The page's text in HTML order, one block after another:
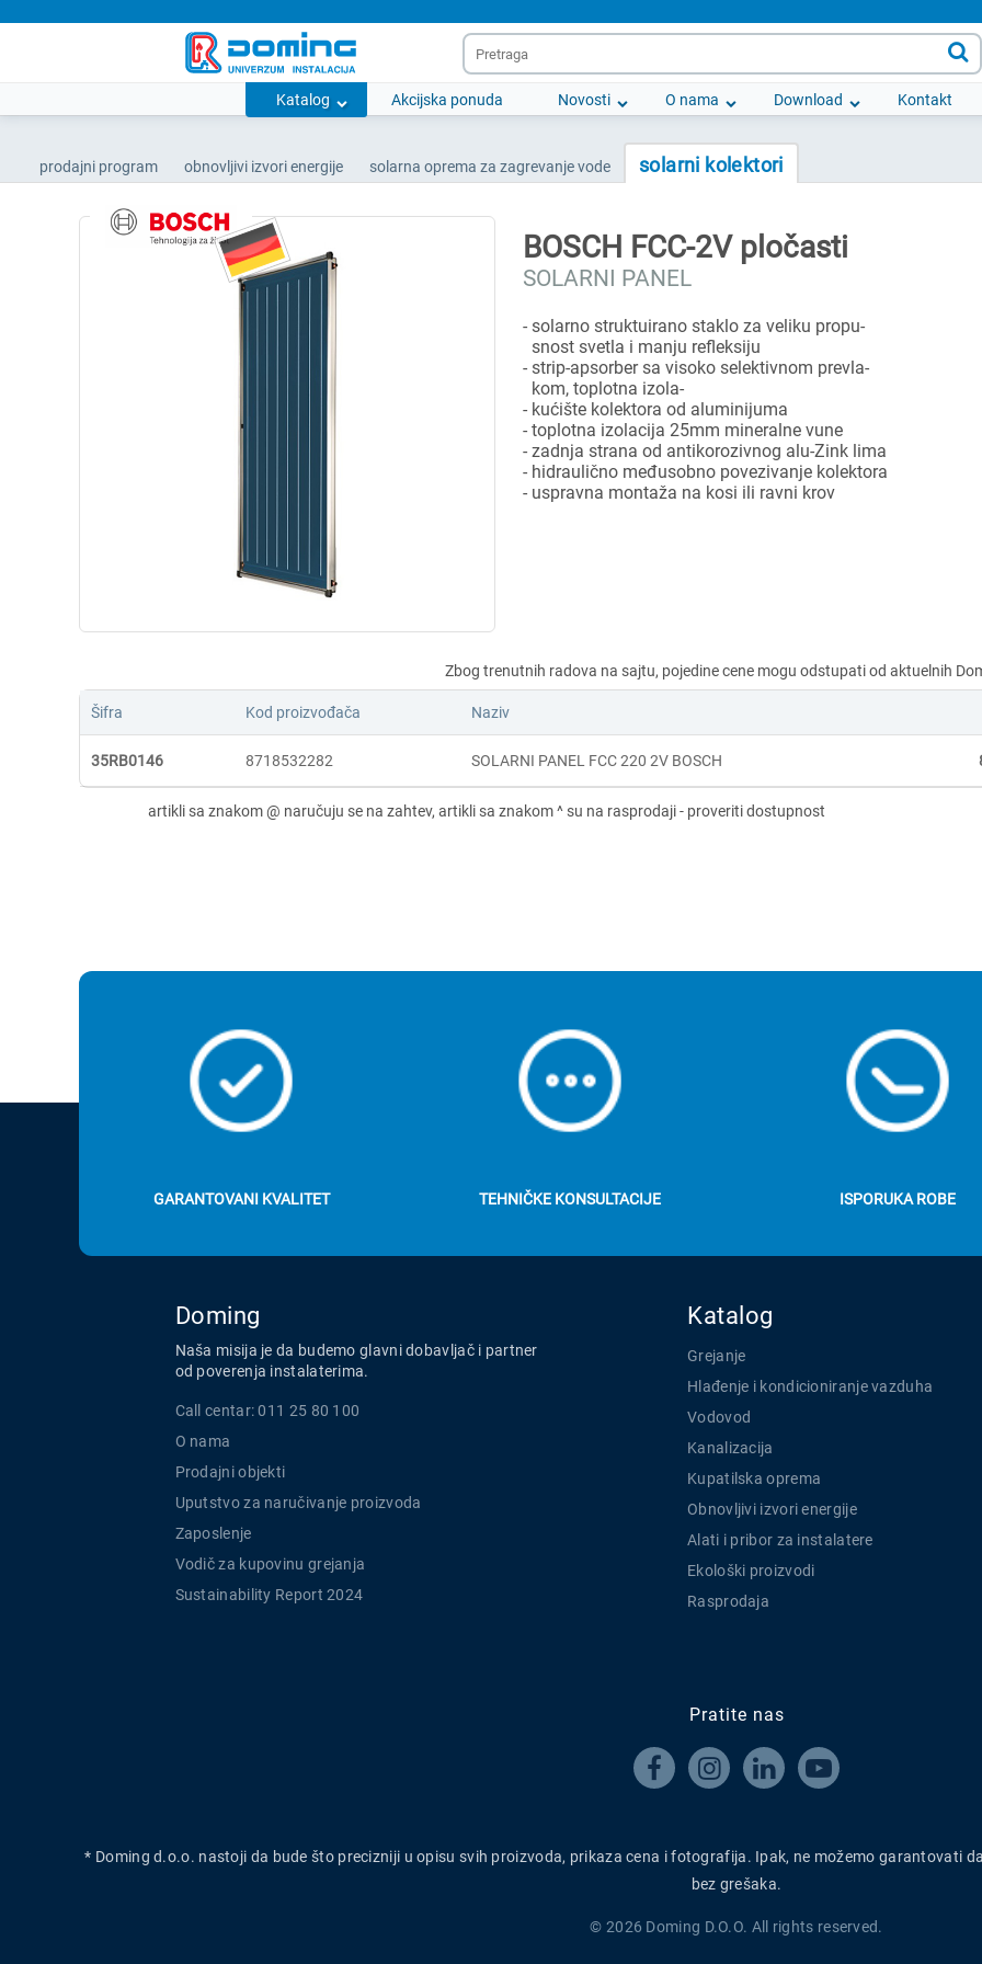
Katalog Akcijska ponuda Novosti O nama Download Kontakt

prodajni program obnovljivi izvori energije solarna oprema za zagrevanje vode solarni kolektori
BOSCH FCC-2V pločasti
SOLARNI PANEL
- solarno struktuirano staklo za veliku propu-
snost svetla i manju refleksiju
- strip-apsorber sa visoko selektivnom prevla-
kom, toplotna izola-
- kućište kolektora od aluminijuma
- toplotna izolacija 25mm mineralne vune
- zadnja strana od antikorozivnog alu-Zink lima
- hidraulično međusobno povezivanje kolektora
- uspravna montaža na kosi ili ravni krov
Šifra Kod proizvođača Naziv
35RB0146 8718532282 SOLARNI PANEL FCC 220 2V BOSCH
GARANTOVANI KVALITET TEHNIČKE KONSULTACIJE ISPORUKA ROBE
Doming
Naša misija je da budemo glavni dobavljač i partner
od poverenja instalaterima.
Call centar: 011 25 80 100
O nama
Prodajni objekti
Uputstvo za naručivanje proizvoda
Zaposlenje
Vodič za kupovinu grejanja
Sustainability Report 2024
Katalog
Grejanje
Hlađenje i kondicioniranje vazduha
Vodovod
Kanalizacija
Kupatilska oprema
Obnovljivi izvori energije
Alati i pribor za instalatere
Ekološki proizvodi
Rasprodaja
Pratite nas
   
* Doming d.o.o. nastoji da bude što precizniji u opisu svih proizvoda, prikaza cena i fotografija. Ipak, ne možemo garantovati
bez grešaka.
© 2026 Doming D.O.O. All rights reserved.